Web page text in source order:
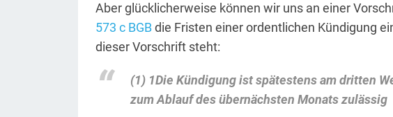
Aber glücklicherweise können wir uns an einer
573 c BGBdie Fristen einer ordentlichen Kündigung
dieser Vorschrift steht:
(1) 1Die Kündigung ist spätestens am dritten
zum Ablauf des übernächsten Monats zulässig